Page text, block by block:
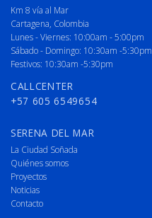
Km 8 vía al Mar
Cartagena, Colombia
Lunes - Viernes: 10:00am - 5:00pm
Sábado - Domingo: 10:30am -5:30pm
Festivos: 10:30am -5:30pm
CALLCENTER
+57 605 6549654
SERENA DEL MAR
La Ciudad Soñada
Quiénes somos
Proyectos
Noticias
Contacto